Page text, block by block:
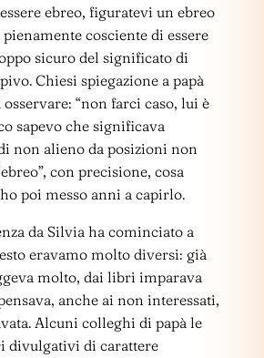
ebreo, figuratevi un ebreo
cosciente di essere
sicuro del significato di
Chiesi spiegazione a papà
“non farci caso, lui è
sapevo che significava
non alieno da posizioni non
con precisione, cosa
poi messo anni a capirlo.
da Silvia ha cominciato a
eravamo molto diversi: già
molto, dai libri imparava
anche ai non interessati,
Alcuni colleghi di papà le
divulgativi di carattere